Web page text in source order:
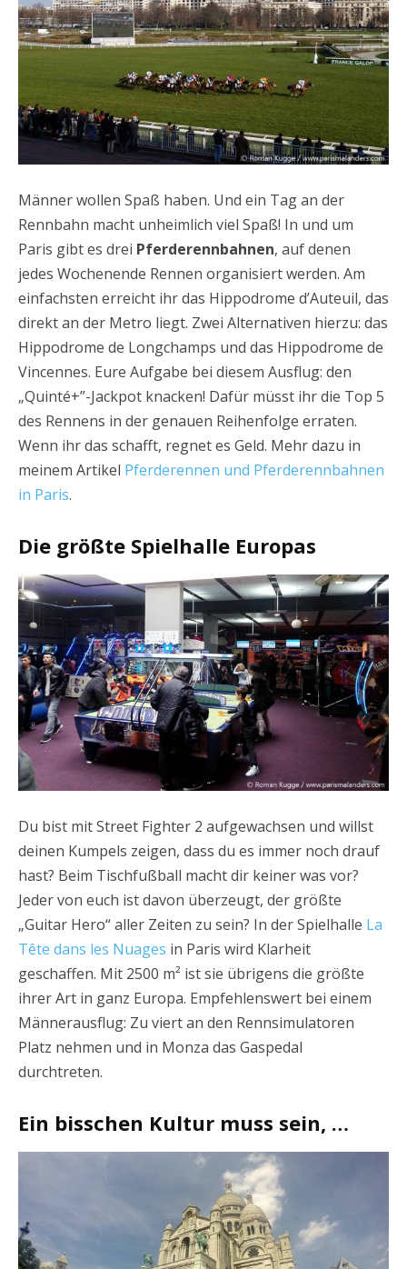
Männer wollen Spaß haben. Und ein Tag an der
Rennbahn macht unheimlich viel Spaß! In und um
Paris gibt es drei Pferderennbahnen, auf denen
jedes Wochenende Rennen organisiert werden. Am
einfachsten erreicht ihr das Hippodrome d’Auteuil, das
direkt an der Metro liegt. Zwei Alternativen hierzu: das
Hippodrome de Longchamps und das Hippodrome de
Vincennes. Eure Aufgabe bei diesem Ausflug: den
„Quinté+”-Jackpot knacken! Dafür müsst ihr die Top 5
des Rennens in der genauen Reihenfolge erraten.
Wenn ihr das schafft, regnet es Geld. Mehr dazu in
meinem Artikel Pferderennen und Pferderennbahnen
in Paris.
Die größte Spielhalle Europas
Du bist mit Street Fighter 2 aufgewachsen und willst
deinen Kumpels zeigen, dass du es immer noch drauf
hast? Beim Tischfußball macht dir keiner was vor?
Jeder von euch ist davon überzeugt, der größte
„Guitar Hero“ aller Zeiten zu sein? In der Spielhalle La
Tête dans les Nuages in Paris wird Klarheit
geschaffen. Mit 2500 m² ist sie übrigens die größte
ihrer Art in ganz Europa. Empfehlenswert bei einem
Männerausflug: Zu viert an den Rennsimulatoren
Platz nehmen und in Monza das Gaspedal
durchtreten.
Ein bisschen Kultur muss sein, …